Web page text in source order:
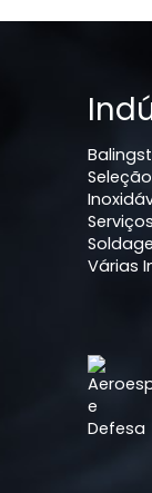
Várias